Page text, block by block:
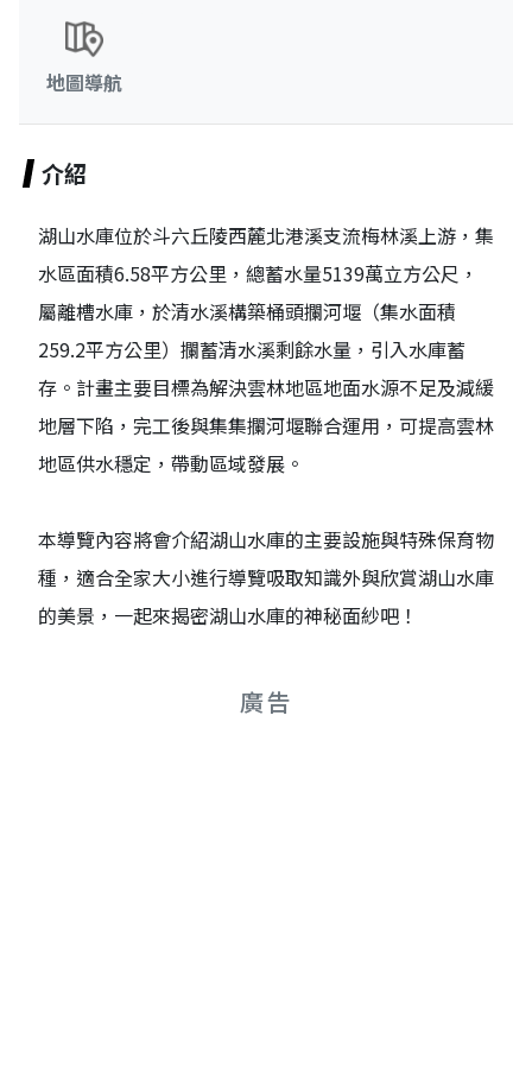
地圖導航
介紹
湖山水庫位於斗六丘陵西麓北港溪支流梅林溪上游，集
水區面積6.58平方公里，總蓄水量5139萬立方公尺，
屬離槽水庫，於清水溪構築桶頭攔河堰（集水面積
259.2平方公里）攔蓄清水溪剩餘水量，引入水庫蓄
存。計畫主要目標為解決雲林地區地面水源不足及減緩
地層下陷，完工後與集集攔河堰聯合運用，可提高雲林
地區供水穩定，帶動區域發展。
本導覽內容將會介紹湖山水庫的主要設施與特殊保育物
種，適合全家大小進行導覽吸取知識外與欣賞湖山水庫
的美景，一起來揭密湖山水庫的神秘面紗吧！
廣告